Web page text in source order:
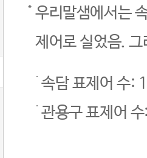
우리말샘에서는
제어로 실었음.
속담 표제어 수:
관용구 표제어